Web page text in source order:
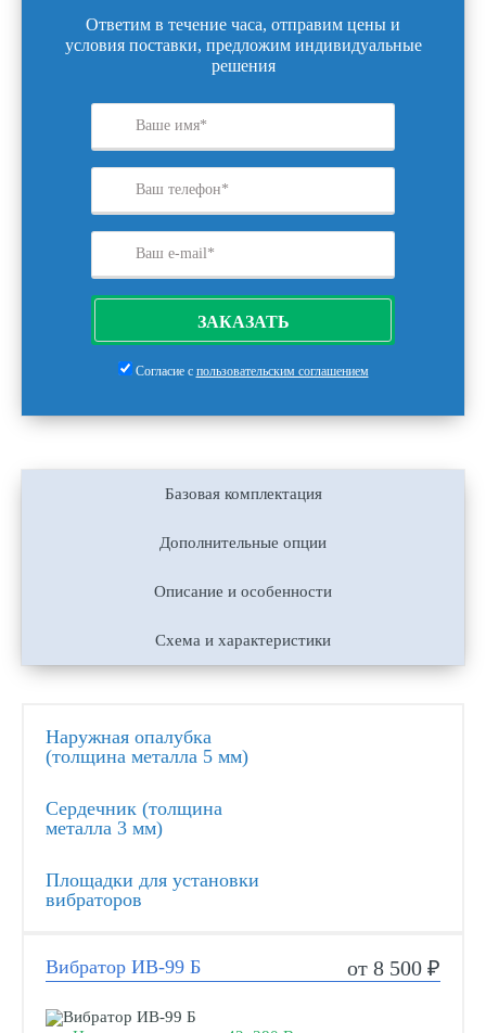
Ответим в течение часа, отправим цены и
условия поставки, предложим индивидуальные
решения
ЗАКАЗАТЬ
Согласие с пользовательским соглашением
Базовая комплектация
Дополнительные опции
Описание и особенности
Схема и характеристики
Наружная опалубка
(толщина металла 5 мм)
Сердечник (толщина
металла 3 мм)
Площадки для установки
вибраторов
Вибратор ИВ-99 Б от 8 500 ₽